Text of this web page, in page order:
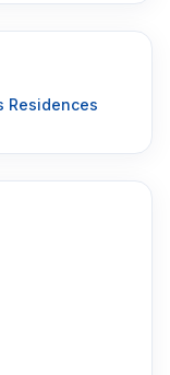
Residences